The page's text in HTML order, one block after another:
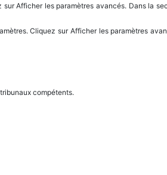
Afficher les paramètres avancés. Dans la
Cliquez sur Afficher les paramètres
compétents.